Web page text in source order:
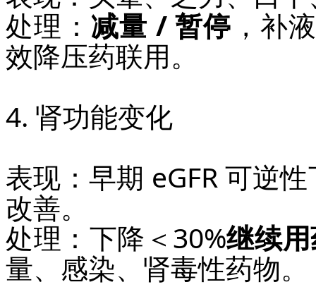
处理： 减量 / 暂停 ，补
效降压药联用。
4. 肾功能变化
表现：早期 eGFR 可逆
改善。
处理：下降＜30%继续
量、感染、肾毒性药物。